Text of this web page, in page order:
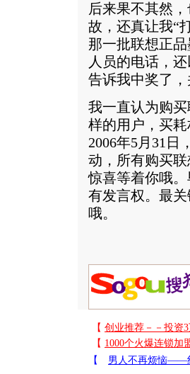
后来果不其然
故，还真让我“
那一批联想正
人员的电话，
告诉我中奖了
我一直认为购
样的用户，买
2006年5月31日
动，所有购买
惊喜等着你哦
有发言权。最
哦。